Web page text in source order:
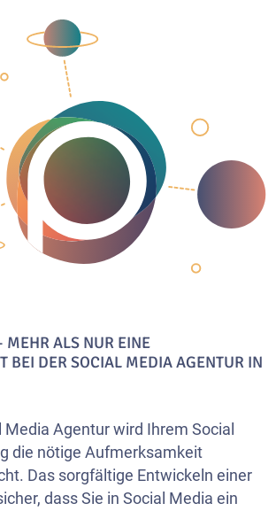
MEHR ALS NUR EINE
BEI DER SOCIAL MEDIA AGENTUR IN
Media Agentur wird Ihrem Social
die nötige Aufmerksamkeit
Das sorgfältige Entwickeln einer
dass Sie in Social Media ein